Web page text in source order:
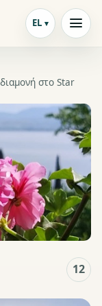
EL
στο Star
12